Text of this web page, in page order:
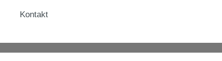
Kontakt